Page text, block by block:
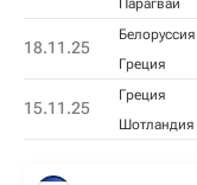
Парагвай
18.11.25
Белоруссия
Греция
15.11.25
Греция
Шотландия